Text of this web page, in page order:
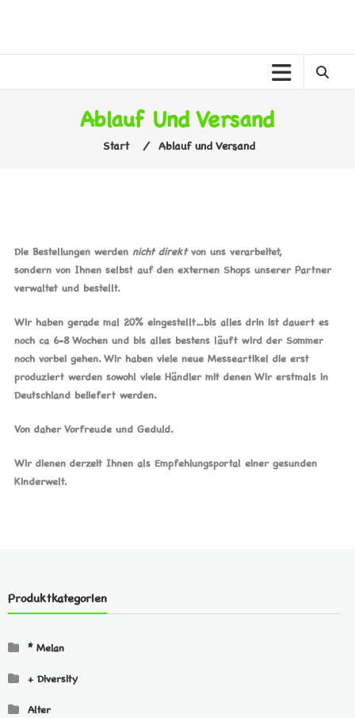
Ablauf Und Versand
Start ⁄ Ablauf und Versand
Die Bestellungen werden nicht direktvon uns verarbeitet,
sondern von Ihnen selbst auf den externen Shops unserer Partner
verwaltet und bestellt.
Wir haben gerade mal 20% eingestellt…bis alles drin ist dauert es
noch ca 6-8 Wochen und bis alles bestens läuft wird der Sommer
noch vorbei gehen. Wir haben viele neue Messeartikel die erst
produziert werden sowohl viele Händler mit denen Wir erstmals in
Deutschland beliefert werden.
Von daher Vorfreude und Geduld.
Wir dienen derzeit Ihnen als Empfehlungsportal einer gesunden
Kinderwelt.
Produktkategorien
* Melan
+ Diversity
Alter